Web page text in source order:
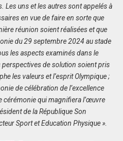
uns et les autres sont appelés à
en vue de faire en sorte que
réunion soient réalisées et que
du 29 septembre 2024 au stade
les aspects examinés dans le
de solution soient pris
les valeurs et l’esprit Olympique ;
de célébration de l’excellence
cérémonie qui magnifiera l’œuvre
de la République Son
Sport et Education Physique ».